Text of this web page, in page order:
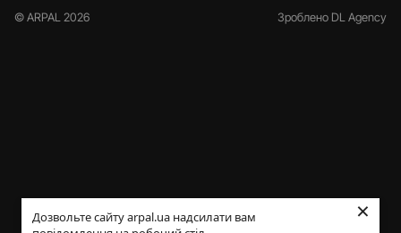
Дозвольте сайту arpal.ua надсилати вам
×
© ARPAL 2026 Зроблено DL Agency